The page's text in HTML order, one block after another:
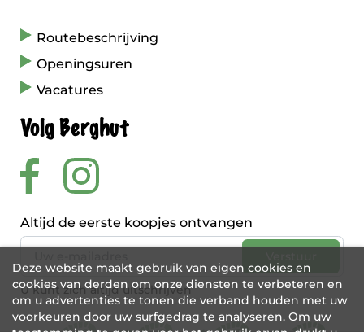
Routebeschrijving
Openingsuren
Vacatures
Volg Berghut
Altijd de eerste koopjes ontvangen
U kunt zich altijd uitschrijven
Deze website maakt gebruik van eigen cookies en
cookies van derden om onze diensten te verbeteren en
om u advertenties te tonen die verband houden met uw
voorkeuren door uw surfgedrag te analyseren. Om uw